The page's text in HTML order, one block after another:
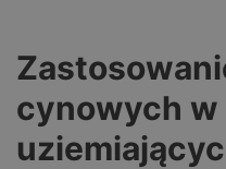
cynowych